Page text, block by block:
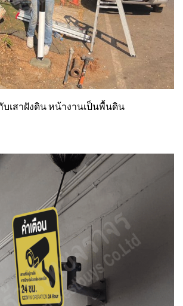
บเสาฝังดิน หน้างานเป็นพื้นดิน